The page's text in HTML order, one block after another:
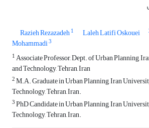
Razieh Rezazadeh1 Laleh Latifi Oskouei
Mohammadi3
1Associate Professor, Dept. of Urban Planning,
and Technology, Tehran, Iran
2M.A. Graduate in Urban Planning, Iran
Technology, Tehran, Iran.
3PhD Candidate in Urban Planning, Iran
Technology, Tehran, Iran.